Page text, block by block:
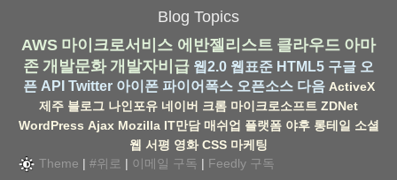
Blog Topics
AWS 마이크로서비스 에반젤리스트 클라우드 아마
존 개발문화 개발자비급 웹2.0 웹표준 HTML5 구글 오
픈 API Twitter 아이폰 파이어폭스 오픈소스 다음 ActiveX
제주 블로그 나인포유 네이버 크롬 마이크로소프트 ZDNet
WordPress Ajax Mozilla IT만담 매쉬업 플랫폼 야후 롱테일 소셜
웹 서평 영화 CSS 마케팅
Theme | #위로 | 이메일 구독 | Feedly 구독